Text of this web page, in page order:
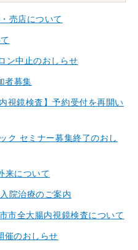
売店について
ン中止のおしらせ
者募集
視鏡検査】予約受付を再開い
ク セミナー募集終了のおし
来について
院治療のご案内
市全大腸内視鏡検査について
催のおしらせ